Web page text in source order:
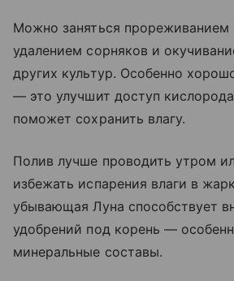
Можно заняться прореживанием
удалением сорняков и
других культур. Особенно
— это улучшит доступ
поможет сохранить влагу.
Полив лучше проводить утром
избежать испарения влаги в
убывающая Луна способствует
удобрений под корень —
минеральные составы.